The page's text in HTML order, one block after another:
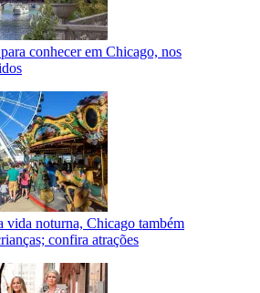
conhecer em Chicago, nos
vida noturna, Chicago também
confira atrações